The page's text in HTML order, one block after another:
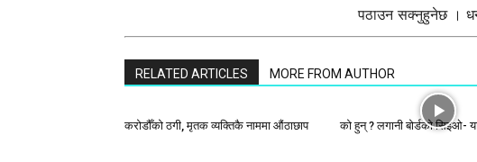
पठाउन सक्नुहुनेछ ।
RELATED ARTICLES MORE FROM AUTHOR
करोडौँको ठगी, मृतक व्यक्तिकै नाममा औंठाछाप को हुन् ? लगानी बोर्डको सिइओ-